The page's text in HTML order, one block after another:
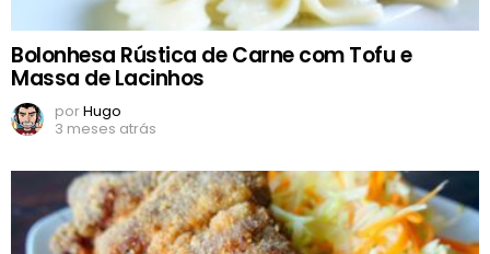
Bolonhesa Rústica de Carne com Tofu e
Massa de Lacinhos
porHugo
3 meses atrás